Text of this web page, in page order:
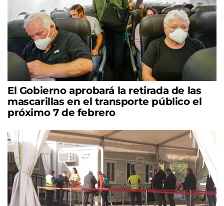
El Gobierno aprobará la retirada de las
mascarillas en el transporte público el
próximo 7 de febrero